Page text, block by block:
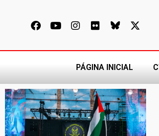
PÁGINA INICIAL